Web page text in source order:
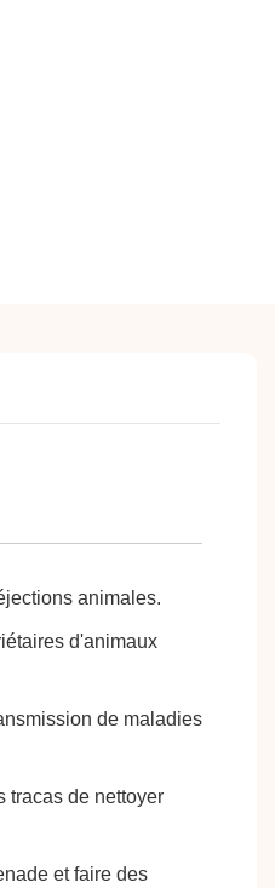
animales.
d'animaux
de maladies
tracas de nettoyer
et faire des